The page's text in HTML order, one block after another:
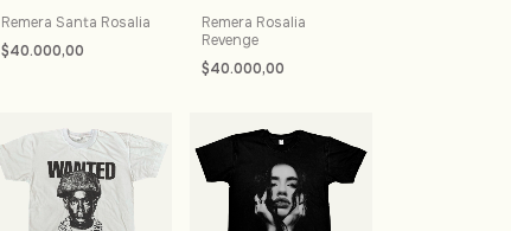
Remera Santa Rosalia
$40.000,00
Remera Rosalia
Revenge
$40.000,00